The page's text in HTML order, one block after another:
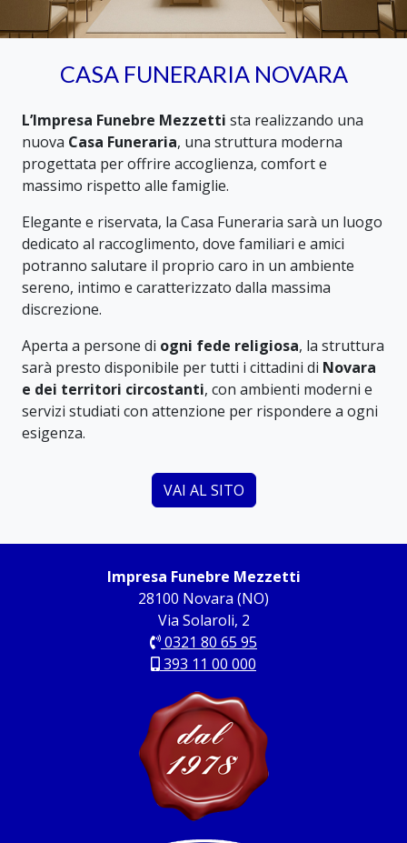
CASA FUNERARIA NOVARA
L’Impresa Funebre Mezzetti sta realizzando una
nuova Casa Funeraria, una struttura moderna
progettata per offrire accoglienza, comfort e
massimo rispetto alle famiglie.
Elegante e riservata, la Casa Funeraria sarà un luogo
dedicato al raccoglimento, dove familiari e amici
potranno salutare il proprio caro in un ambiente
sereno, intimo e caratterizzato dalla massima
discrezione.
Aperta a persone di ogni fede religiosa, la struttura
sarà presto disponibile per tutti i cittadini di Novara
e dei territori circostanti, con ambienti moderni e
servizi studiati con attenzione per rispondere a ogni
esigenza.
VAI AL SITO
Impresa Funebre Mezzetti
28100 Novara (NO)
Via Solaroli, 2
0321 80 65 95
393 11 00 000